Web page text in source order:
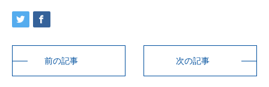
前の記事 次の記事